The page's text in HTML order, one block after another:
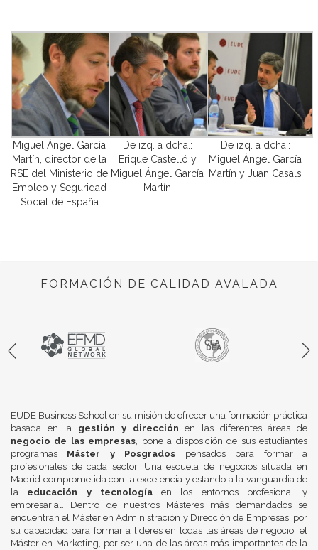
Miguel Ángel García
Martín, director de la
RSE del Ministerio de
Empleo y Seguridad
Social de España
De izq. a dcha.:
Erique Castelló y
Miguel Ángel García
Martín
De izq. a dcha.:
Miguel Ángel García
Martín y Juan Casals
FORMACIÓN DE CALIDAD AVALADA
EUDE Business School en su misión de ofrecer una formación práctica
basada en la gestión y dirección en las diferentes áreas de
negocio de las empresas, pone a disposición de sus estudiantes
programas Máster y Posgrados pensados para formar a
profesionales de cada sector. Una escuela de negocios situada en
Madrid comprometida con la excelencia y estando a la vanguardia de
la educación y tecnologíaen los entornos profesional y
empresarial. Dentro de nuestros Másteres más demandados se
encuentran el Máster en Administración y Dirección de Empresas, por
su capacidad para formar a líderes en todas las áreas de negocio, el
Máster en Marketing, por ser una de las áreas más importantes de la